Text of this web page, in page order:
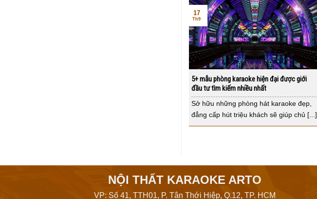
5+ mẫu phòng karaoke hiện đại được giới
đầu tư tìm kiếm nhiều nhất
Sở hữu những phòng hát karaoke đẹp,
đẳng cấp hút triệu khách sẽ giúp chủ [...]
17
Th9
NỘI THẤT KARAOKE ARTO
VP: Số 41, TTH01, P. Tân Thới Hiệp, Q.12, TP. HCM